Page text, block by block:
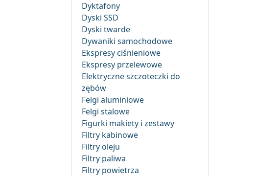
Dyktafony
Dyski SSD
Dyski twarde
Dywaniki samochodowe
Ekspresy ciśnieniowe
Ekspresy przelewowe
Elektryczne szczoteczki do
zębów
Felgi aluminiowe
Felgi stalowe
Figurki makiety i zestawy
Filtry kabinowe
Filtry oleju
Filtry paliwa
Filtry powietrza